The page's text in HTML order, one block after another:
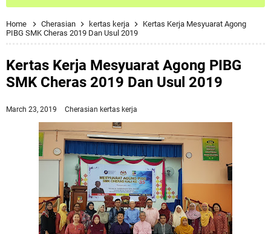
Home Cherasian kertas kerja
Kertas Kerja Mesyuarat Agong
PIBG SMK Cheras 2019 Dan Usul 2019
Kertas Kerja Mesyuarat Agong PIBG
SMK Cheras 2019 Dan Usul 2019
March 23, 2019 Cherasian kertas kerja